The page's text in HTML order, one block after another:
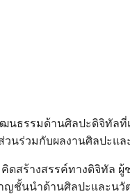
นธรรมด้านศิลปะดิจิทั
นร่วมกับผลงานศิลปะแ
สร้างสรรค์ทางดิจิทัล
ญชั้นนำด้านศิลปะและนวั